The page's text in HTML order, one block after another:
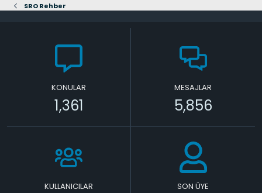
SRO Rehber
KONULAR
1,361
MESAJLAR
5,856
KULLANICILAR SON ÜYE